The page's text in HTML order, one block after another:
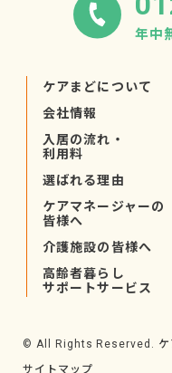
年中
ケアまどについて
会社情報
入居の流れ・
利用料
選ばれる理由
ケアマネージャーの
皆様へ
介護施設の皆様へ
高齢者暮らし
サポートサービス
© All Rights Reserved.
サイトマップ